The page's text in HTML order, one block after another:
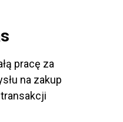
pracę za
na zakup